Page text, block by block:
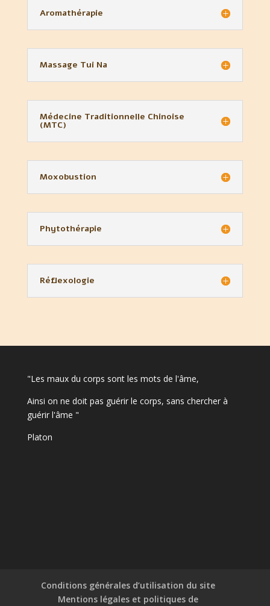
Aromathérapie
Massage Tui Na
Médecine Traditionnelle Chinoise
(MTC)
Moxobustion
Phytothérapie
Réflexologie
"Les maux du corps sont les mots de l'âme,
Ainsi on ne doit pas guérir le corps, sans chercher à
guérir l'âme "
Platon
Conditions générales d’utilisation du site
Mentions légales et politiques de